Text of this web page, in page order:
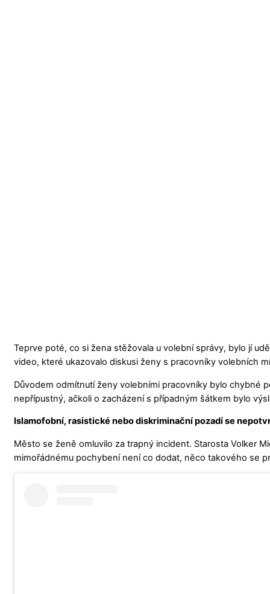
Teprve poté, co si žena stěžovala u volební správy, bylo jí
video, které ukazovalo diskusi ženy s pracovníky volebních
Důvodem odmítnutí ženy volebními pracovníky bylo chybné
nepřípustný, ačkoli o zacházení s případným šátkem bylo
Islamofobní, rasistické nebo diskriminační pozadí se
Město se ženě omluvilo za trapný incident. Starosta Volker
mimořádnému pochybení není co dodat, něco takového se